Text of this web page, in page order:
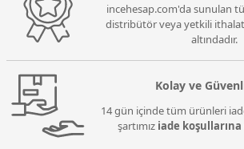
incehesap.com'da sunulan
distribütör veya yetkili
altındadır.
Kolay ve
14 gün içinde tüm ürünleri
şartımız iade koşullarına